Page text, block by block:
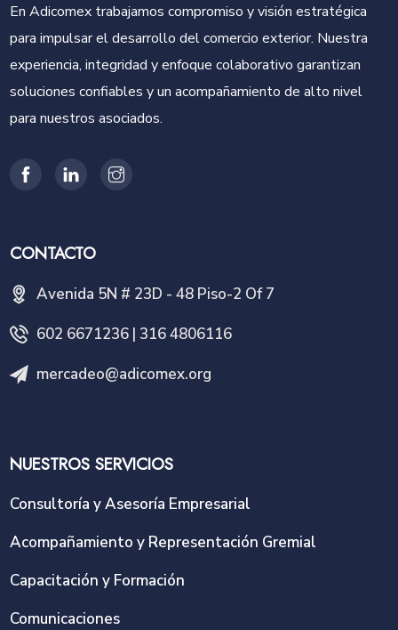
En Adicomex trabajamos compromiso y visión estratégica
para impulsar el desarrollo del comercio exterior. Nuestra
experiencia, integridad y enfoque colaborativo garantizan
soluciones confiables y un acompañamiento de alto nivel
para nuestros asociados.
CONTACTO
Avenida 5N # 23D - 48 Piso-2 Of 7
602 6671236 | 316 4806116
mercadeo@adicomex.org
NUESTROS SERVICIOS
Consultoría y Asesoría Empresarial
Acompañamiento y Representación Gremial
Capacitación y Formación
Comunicaciones